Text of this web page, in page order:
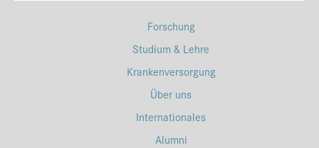
Forschung
Studium & Lehre
Krankenversorgung
Über uns
Internationales
Alumni